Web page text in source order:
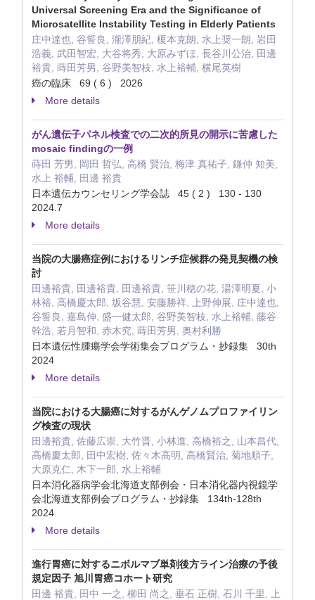
Universal Screening Era and the Significance of
Microsatellite Instability Testing in Elderly Patients
庄中達也, 谷誓良, 瀧澤朋紀, 榎本克朗, 水上奨一朗, 岩田
浩義, 武田智宏, 大谷将秀, 大原みずほ, 長谷川公治, 田邊
裕貴, 蒔田芳男, 谷野美智枝, 水上裕輔, 横尾英樹
癌の臨床 69 ( 6 ) 2026
More details
がん遺伝子パネル検査での二次的所見の開示に苦慮した
mosaic findingの一例
蒔田 芳男, 岡田 哲弘, 高橋 賢治, 梅津 真祐子, 鎌仲 知美,
水上 裕輔, 田邊 裕貴
日本遺伝カウンセリング学会誌 45 ( 2 ) 130 - 130
2024.7
More details
当院の大腸癌症例におけるリンチ症候群の発見契機の検
討
田邊裕貴, 田邊裕貴, 田邊裕貴, 笹川穂の花, 湯澤明夏, 小
林裕, 高橋慶太郎, 坂谷慧, 安藤勝祥, 上野伸展, 庄中達也,
谷誓良, 嘉島伸, 盛一健太郎, 谷野美智枝, 水上裕輔, 藤谷
幹浩, 若月智和, 赤木究, 蒔田芳男, 奥村利勝
日本遺伝性腫瘍学会学術集会プログラム・抄録集 30th
2024
More details
当院における大腸癌に対するがんゲノムプロファイリン
グ検査の現状
田邊裕貴, 佐藤広崇, 大竹晋, 小林進, 高橋裕之, 山本昌代,
高橋慶太郎, 田中宏樹, 佐々木高明, 高橋賢治, 菊地順子,
大原克仁, 木下一郎, 水上裕輔
日本消化器病学会北海道支部例会・日本消化器内視鏡学
会北海道支部例会プログラム・抄録集 134th-128th
2024
More details
進行胃癌に対するニボルマブ単剤後方ライン治療の予後
規定因子 旭川胃癌コホート研究
田邊 裕貴, 田中 一之, 柳田 尚之, 垂石 正樹, 石川 千里, 上